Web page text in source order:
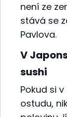
není ze
stává se
Pavlova.
V
sushi
Pokud si
ostudu,